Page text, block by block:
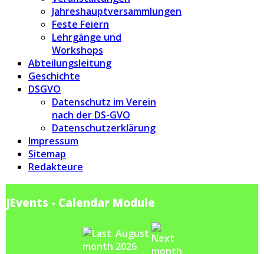
Jahreshauptversammlungen
Feste Feiern
Lehrgänge und
Workshops
Abteilungsleitung
Geschichte
DSGVO
Datenschutz im Verein
nach der DS-GVO
Datenschutzerklärung
Impressum
Sitemap
Redakteure
JEvents - Calendar Module
August
2026